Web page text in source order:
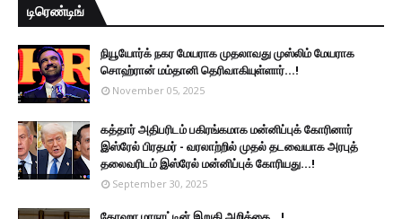
டிரெண்டிங்
நியூயோர்க் நகர மேயராக முதலாவது முஸ்லிம் மேயராக
சொஹ்ரான் மம்தானி தெரிவாகியுள்ளார்...!
November 05, 2025
கத்தார் அதிபரிடம் பகிரங்கமாக மன்னிப்புக் கோரினார்
இஸ்ரேல் பிரதமர் - வரலாற்றில் முதல் தடவையாக அரபுத்
தலைவரிடம் இஸ்ரேல் மன்னிப்புக் கோரியது...!
September 30, 2025